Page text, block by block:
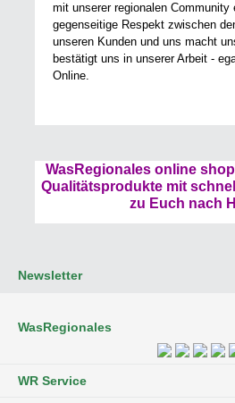
mit unserer regionalen Community
gegenseitige Respekt zwischen
unseren Kunden und uns macht
bestätigt uns in unserer Arbeit -
Online.
WasRegionales online
Qualitätsprodukte mit
zu Euch nach
Newsletter
WasRegionales
WR Service